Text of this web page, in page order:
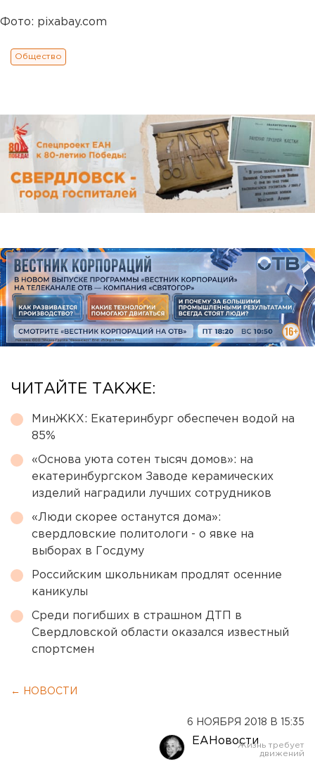
Фото: pixabay.com
Общество
ЧИТАЙТЕ ТАКЖЕ:
МинЖКХ: Екатеринбург обеспечен водой на
85%
«Основа уюта сотен тысяч домов»: на
екатеринбургском Заводе керамических
изделий наградили лучших сотрудников
«Люди скорее останутся дома»:
свердловские политологи - о явке на
выборах в Госдуму
Российским школьникам продлят осенние
каникулы
Среди погибших в страшном ДТП в
Свердловской области оказался известный
спортсмен
← НОВОСТИ
6 НОЯБРЯ 2018 В 15:35
ЕАНовости